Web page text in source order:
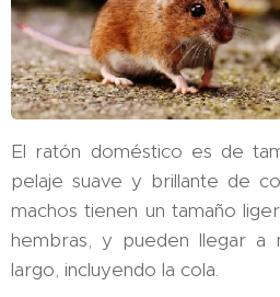
El ratón doméstico es de
pelaje suave y brillante de
machos tienen un tamaño
hembras, y pueden llegar a
largo, incluyendo la cola.